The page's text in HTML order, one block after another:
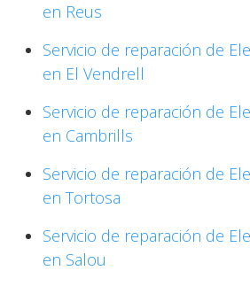
en Reus
Servicio de reparación de
en El Vendrell
Servicio de reparación de
en Cambrills
Servicio de reparación de
en Tortosa
Servicio de reparación de
en Salou